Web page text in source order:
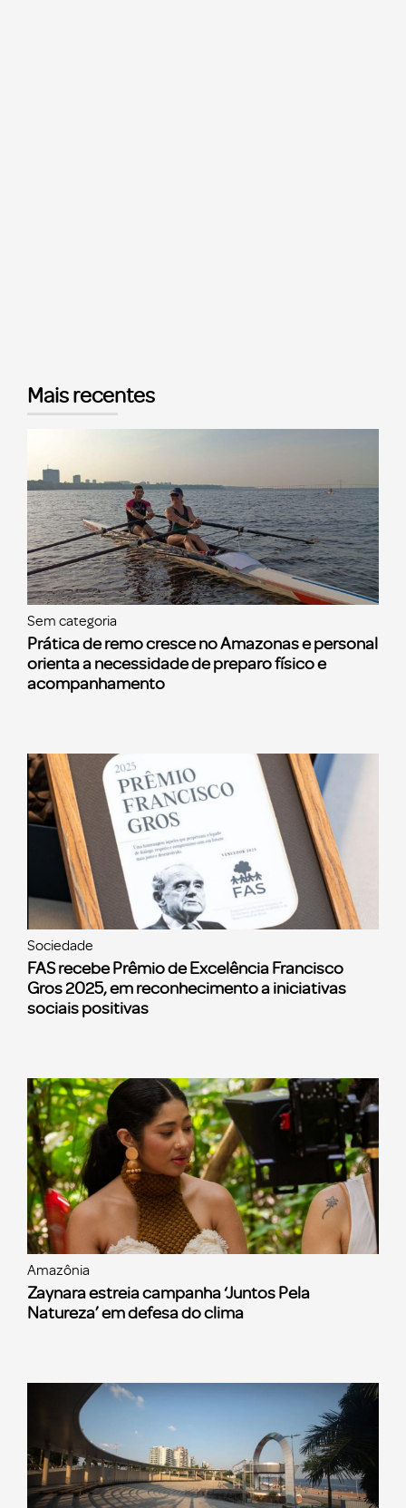
Mais recentes
Sem categoria
Prática de remo cresce no Amazonas e personal
orienta a necessidade de preparo físico e
acompanhamento
Sociedade
FAS recebe Prêmio de Excelência Francisco
Gros 2025, em reconhecimento a iniciativas
sociais positivas
Amazônia
Zaynara estreia campanha ‘Juntos Pela
Natureza’ em defesa do clima